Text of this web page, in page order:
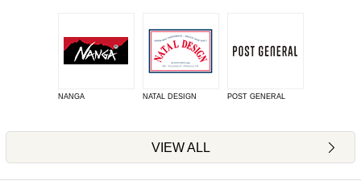
NANGA NATAL DESIGN POST GENERAL
VIEW ALL